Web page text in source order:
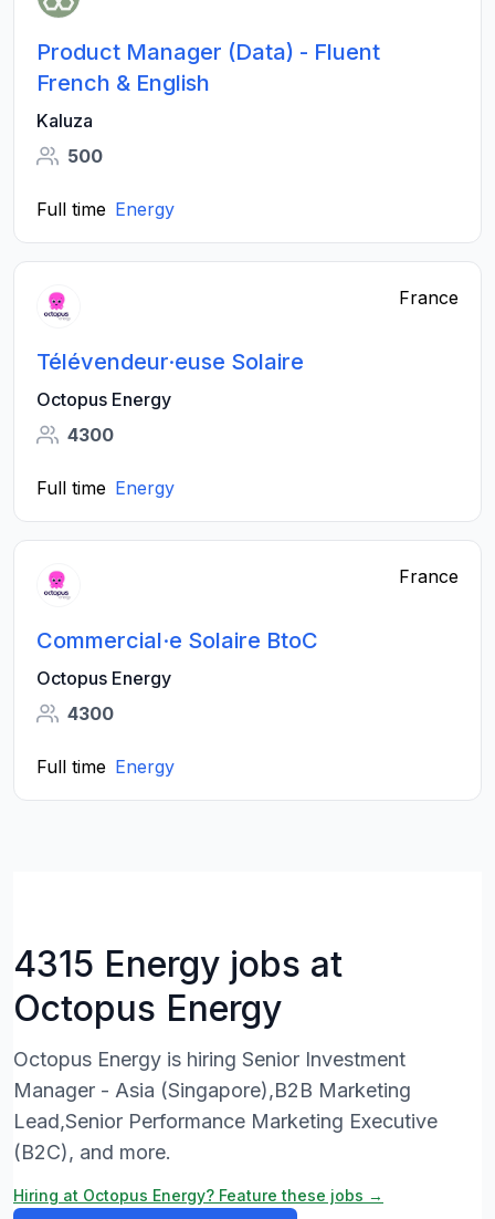
Product Manager (Data) - Fluent
French & English
Kaluza
500
Full time Energy
France
Télévendeur·euse Solaire
Octopus Energy
4300
Full time Energy
France
Commercial·e Solaire BtoC
Octopus Energy
4300
Full time Energy
4315 Energy jobs at
Octopus Energy
Octopus Energy is hiring Senior Investment
Manager - Asia (Singapore),B2B Marketing
Lead,Senior Performance Marketing Executive
(B2C), and more.
Hiring at Octopus Energy? Feature these jobs →